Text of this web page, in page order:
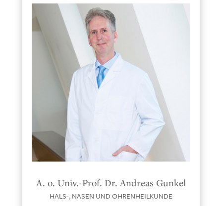
A. o. Univ.-Prof. Dr. Andreas Gunkel
HALS-, NASEN UND OHRENHEILKUNDE